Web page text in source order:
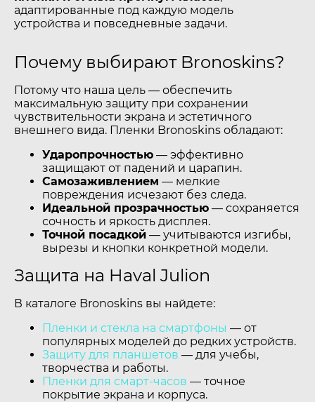
адаптированные под каждую модель
устройства и повседневные задачи.
Почему выбирают Bronoskins?
Потому что наша цель — обеспечить
максимальную защиту при сохранении
чувствительности экрана и эстетичного
внешнего вида. Пленки Bronoskins обладают:
Ударопрочностью — эффективно
защищают от падений и царапин.
Самозаживлением — мелкие
повреждения исчезают без следа.
Идеальной прозрачностью — сохраняется
сочность и яркость дисплея.
Точной посадкой — учитываются изгибы,
вырезы и кнопки конкретной модели.
Защита на Haval Julion
В каталоге Bronoskins вы найдете:
Пленки и стекла на смартфоны — от
популярных моделей до редких устройств.
Защиту для планшетов — для учебы,
творчества и работы.
Пленки для смарт-часов — точное
покрытие экрана и корпуса.